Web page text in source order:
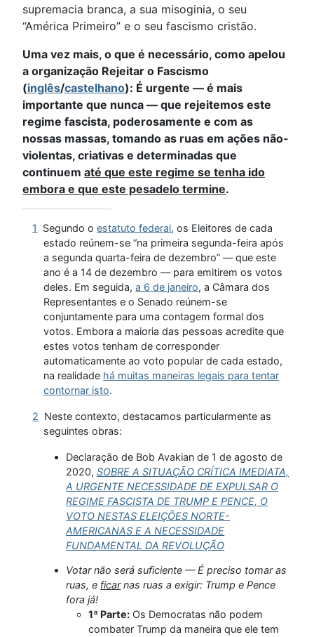
supremacia branca, a sua misoginia, o seu
“América Primeiro” e o seu fascismo cristão.
Uma vez mais, o que é necessário, como apelou
a organização Rejeitar o Fascismo
(inglês/castelhano): É urgente — é mais
importante que nunca — que rejeitemos este
regime fascista, poderosamente e com as
nossas massas, tomando as ruas em ações não-
violentas, criativas e determinadas que
continuem até que este regime se tenha ido
embora e que este pesadelo termine.
1 Segundo oestatuto federal, os Eleitores de cada
estado reúnem-se “na primeira segunda-feira após
a segunda quarta-feira de dezembro” — que este
ano é a 14 de dezembro — para emitirem os votos
deles. Em seguida,a 6 de janeiro, a Câmara dos
Representantes e o Senado reúnem-se
conjuntamente para uma contagem formal dos
votos. Embora a maioria das pessoas acredite que
estes votos tenham de corresponder
automaticamente ao voto popular de cada estado,
na realidade há muitas maneiras legais para tentar
contornar isto.
2 Neste contexto, destacamos particularmente as
seguintes obras:
Declaração de Bob Avakian de 1 de agosto de
2020,SOBRE A SITUAÇÃO CRÍTICA IMEDIATA,
A URGENTE NECESSIDADE DE EXPULSAR O
REGIME FASCISTA DE TRUMP E PENCE, O
VOTO NESTAS ELEIÇÕES NORTE-
AMERICANAS E A NECESSIDADE
FUNDAMENTAL DA REVOLUÇÃO
Votar não será suficiente — É preciso tomar as
ruas, e ficarnas ruas a exigir: Trump e Pence
fora já!
1ª Parte: Os Democratas não podem
combater Trump da maneira que ele tem